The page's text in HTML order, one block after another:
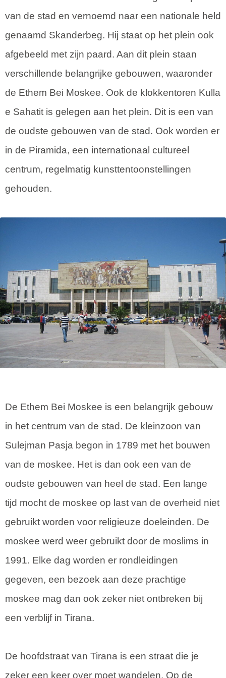
van de stad en vernoemd naar een nationale held
genaamd Skanderbeg. Hij staat op het plein ook
afgebeeld met zijn paard. Aan dit plein staan
verschillende belangrijke gebouwen, waaronder
de Ethem Bei Moskee. Ook de klokkentoren Kulla
e Sahatit is gelegen aan het plein. Dit is een van
de oudste gebouwen van de stad. Ook worden er
in de Piramida, een internationaal cultureel
centrum, regelmatig kunsttentoonstellingen
gehouden.
De Ethem Bei Moskee is een belangrijk gebouw
in het centrum van de stad. De kleinzoon van
Sulejman Pasja begon in 1789 met het bouwen
van de moskee. Het is dan ook een van de
oudste gebouwen van heel de stad. Een lange
tijd mocht de moskee op last van de overheid niet
gebruikt worden voor religieuze doeleinden. De
moskee werd weer gebruikt door de moslims in
1991. Elke dag worden er rondleidingen
gegeven, een bezoek aan deze prachtige
moskee mag dan ook zeker niet ontbreken bij
een verblijf in Tirana.
De hoofdstraat van Tirana is een straat die je
zeker een keer over moet wandelen. Op de